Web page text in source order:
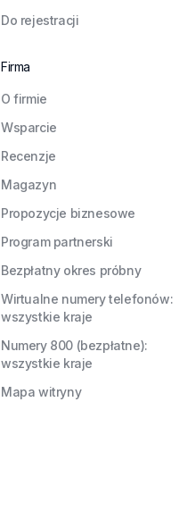
Do rejestracji
Firma
O firmie
Wsparcie
Recenzje
Magazyn
Propozycje biznesowe
Program partnerski
Bezpłatny okres próbny
Wirtualne numery telefonów:
wszystkie kraje
Numery 800 (bezpłatne):
wszystkie kraje
Mapa witryny